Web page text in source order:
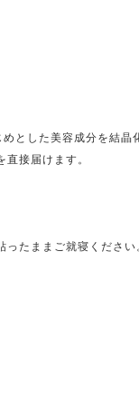
とした美容成分を結晶
接届けます。
たままご就寝ください